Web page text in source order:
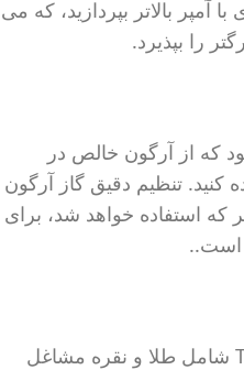
بالاتر بپردازید، که می
را بپذیرد.
که از آرگون خالص در
کنید. تنظیم دقیق گاز آرگون
که استفاده خواهد شد، برای
بیشتر پروژه های جوشکاری TIG شامل طلا و نقره مشاغل